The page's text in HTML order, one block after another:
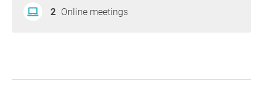
2 Online meetings